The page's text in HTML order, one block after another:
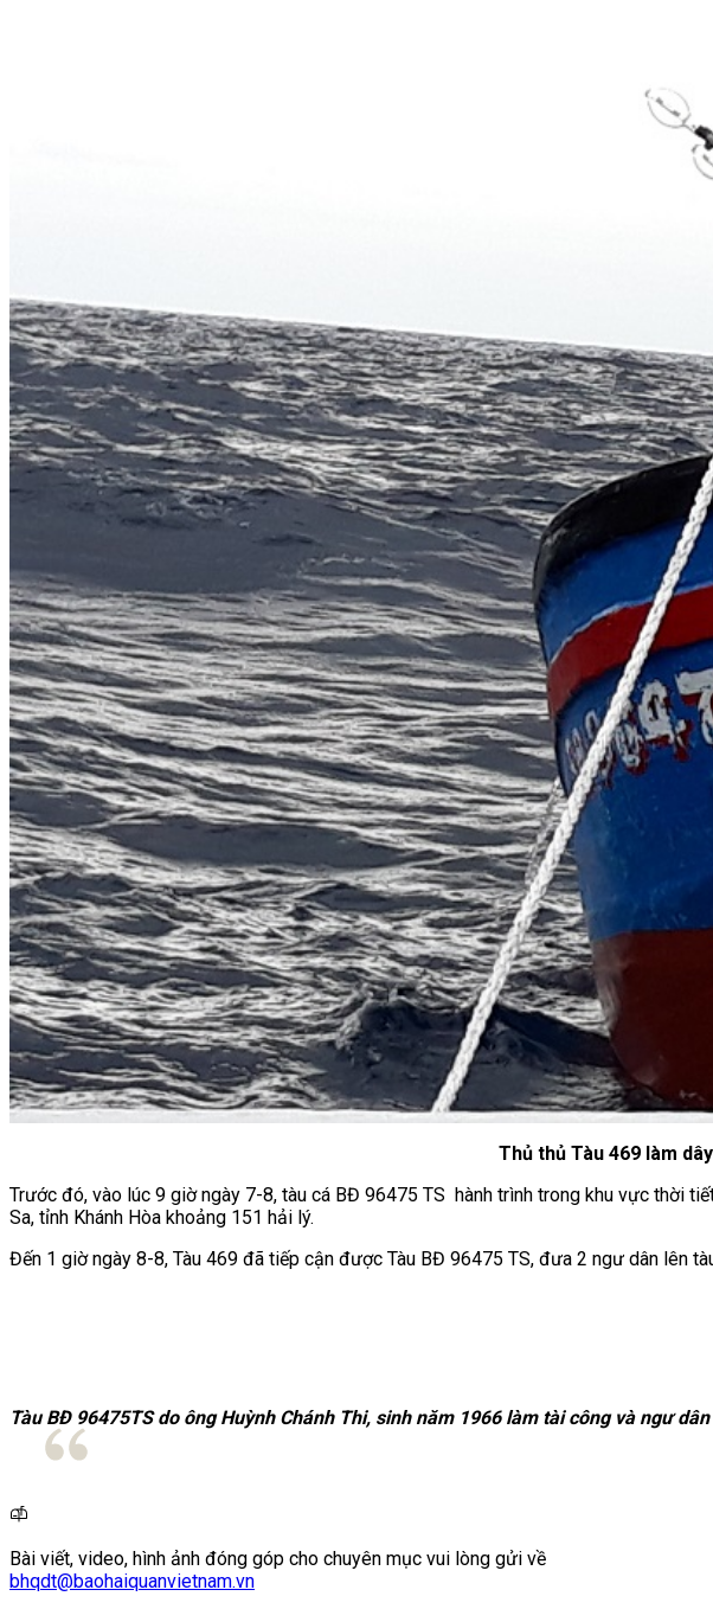
Thủ thủ Tàu 469 làm
Trước đó, vào lúc 9 giờ ngày 7-8, tàu cá BĐ 96475 TS hành trình trong khu vực thời
Sa, tỉnh Khánh Hòa khoảng 151 hải lý.
Đến 1 giờ ngày 8-8, Tàu 469 đã tiếp cận được Tàu BĐ 96475 TS, đưa 2 ngư dân lên
Tàu BĐ 96475TS do ông Huỳnh Chánh Thi, sinh năm 1966 làm tài công và ngư
Bài viết, video, hình ảnh đóng góp cho chuyên mục vui lòng gửi về
bhqdt@baohaiquanvietnam.vn